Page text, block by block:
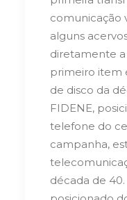
comunicação
alguns
diretamente
primeiro item
de disco da
FIDENE,
telefone do
campanha,
década de 40.